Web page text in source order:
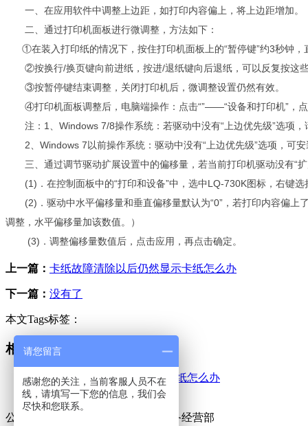
一、在应用软件中调整上边距，如打印内容偏上，将上边距增加。
二、通过打印机面板进行微调整，方法如下：
①在装入打印纸的情况下，按住打印机面板上的“暂停键”约3秒钟，
②按换行/换页键向前进纸，按进/退纸键向后退纸，可以反复按这
③按暂停键结束调整，关闭打印机后，微调整设置仍然有效。
④打印机面板调整后，电脑端操作：点击“”——“设备和打印机”，点
注：1、Windows 7/8操作系统：若驱动中没有“上边优先级”选项
2、Windows 7以前操作系统：驱动中没有“上边优先级”选项，可
三、通过调节驱动扩展设置中的偏移量，若当前打印机驱动没有“
(1)．在控制面板中的“打印和设备”中，选中LQ-730K图标，右键选
(2)．驱动中水平偏移量和垂直偏移量默认为“0”，若打印内容偏上
调整，水平偏移量加该数值。）
(3)．调整偏移量数值后，点击应用，再点击确定。
上一篇： 卡纸故障清除以后仍然显示卡纸怎么办
下一篇： 没有了
本文Tags标签：
相关资讯
卡纸故障清除以后仍然显示卡纸怎么办
打印机的注意事项
公司名称：东莞市万江金诺办公设备经营部
请您留言
感谢您的关注，当前客服人员不在
线，请填写一下您的信息，我们会
尽快和您联系。